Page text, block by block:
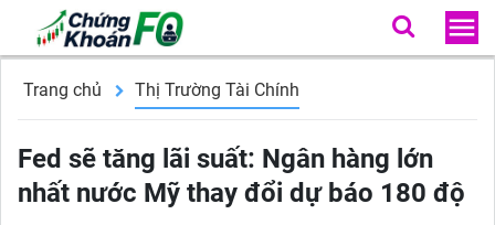
Trang chủ Thị Trường Tài Chính
Fed sẽ tăng lãi suất: Ngân hàng lớn
nhất nước Mỹ thay đổi dự báo 180 độ